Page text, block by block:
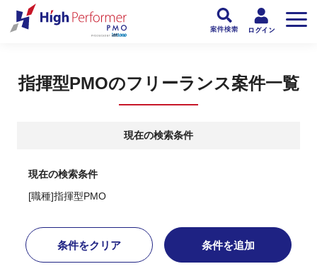
指揮型PMOのフリーランス案件一覧
現在の検索条件
現在の検索条件
[職種]指揮型PMO
条件をクリア 条件を追加